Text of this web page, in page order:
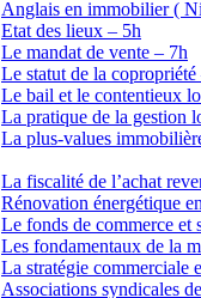
Anglais en immobilier (
Etat des lieux – 5h
Le mandat de vente – 7h
Le statut de la copropriété
Le bail et le contentieux
La pratique de la gestion
La plus-values
La fiscalité de l’achat
Rénovation énergétique
Le fonds de commerce et
Les fondamentaux de la
La stratégie commerciale
Associations syndicales